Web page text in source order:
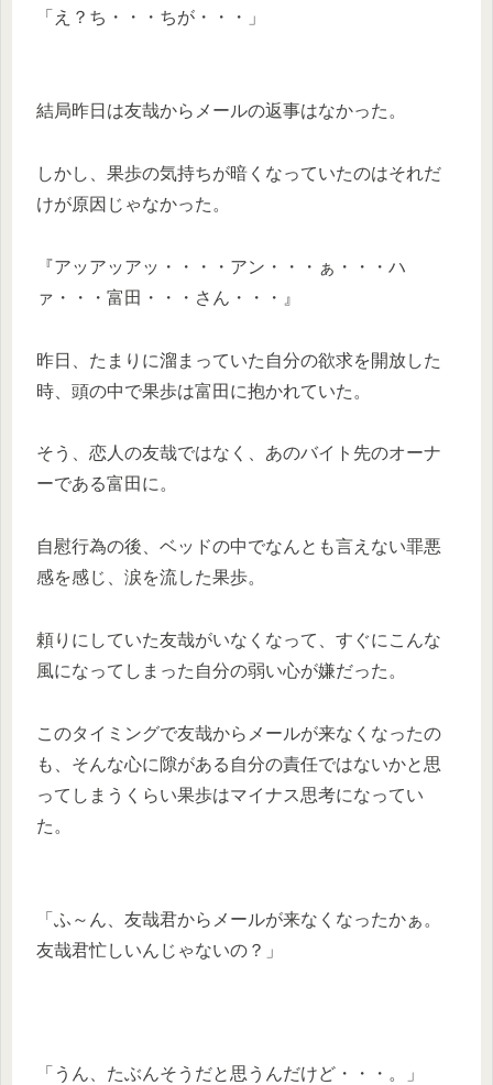
「え？ち・・・ちが・・・」
結局昨日は友哉からメールの返事はなかった。
しかし、果歩の気持ちが暗くなっていたのはそれだ
けが原因じゃなかった。
『アッアッアッ・・・・アン・・・ぁ・・・ハ
ァ・・・富田・・・さん・・・』
昨日、たまりに溜まっていた自分の欲求を開放した
時、頭の中で果歩は富田に抱かれていた。
そう、恋人の友哉ではなく、あのバイト先のオーナ
ーである富田に。
自慰行為の後、ベッドの中でなんとも言えない罪悪
感を感じ、涙を流した果歩。
頼りにしていた友哉がいなくなって、すぐにこんな
風になってしまった自分の弱い心が嫌だった。
このタイミングで友哉からメールが来なくなったの
も、そんな心に隙がある自分の責任ではないかと思
ってしまうくらい果歩はマイナス思考になってい
た。
「ふ～ん、友哉君からメールが来なくなったかぁ。
友哉君忙しいんじゃないの？」
「うん、たぶんそうだと思うんだけど・・・。」